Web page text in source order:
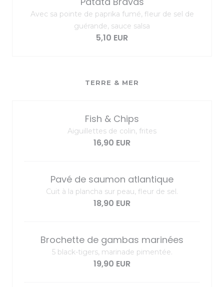
Avec sa pointe de paprika fumé, fleur de sel de
guérande, sauce salsa
5,10 EUR
TERRE & MER
Fish & Chips
Aiguillettes de colin, frites
16,90 EUR
Pavé de saumon atlantique
Cuit à la plancha sur peau, fleur de sel.
18,90 EUR
Brochette de gambas marinées
5 black-tigers, marinade pimentée.
19,90 EUR